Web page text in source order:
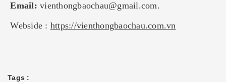
Email: vienthongbaochau@gmail.com.
Webside : https://vienthongbaochau.com.vn
Tags :